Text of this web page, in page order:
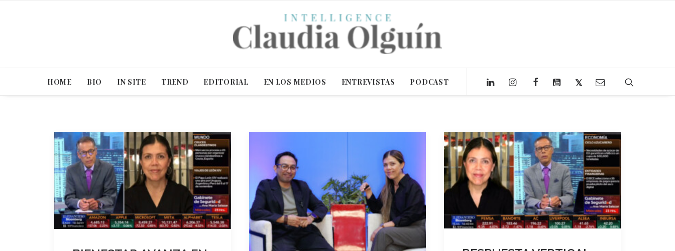
HOME BIO IN SITE TREND EDITORIAL EN LOS MEDIOS ENTREVISTAS PODCAST